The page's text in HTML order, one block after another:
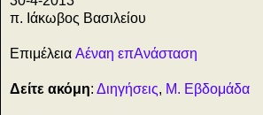
π. Ιάκωβος Βασιλείου
Επιμέλεια Αέναη επΑνάσταση
Δείτε ακόμη: Διηγήσεις, Μ. Εβδομάδα